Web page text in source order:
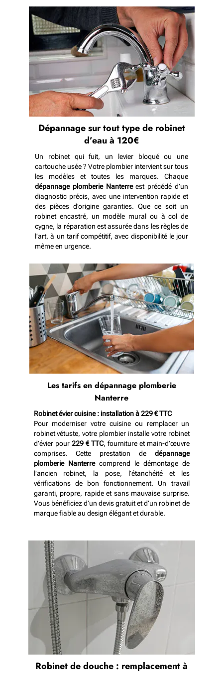
Dépannage sur tout type de robinet
d’eau à 120€
Un robinet qui fuit, un levier bloqué ou une
cartouche usée ? Votre plombier intervient sur tous
les modèles et toutes les marques. Chaque
dépannage plomberie Nanterreest précédé d’un
diagnostic précis, avec une intervention rapide et
des pièces d’origine garanties. Que ce soit un
robinet encastré, un modèle mural ou à col de
cygne, la réparation est assurée dans les règles de
l’art, à un tarif compétitif, avec disponibilité le jour
même en urgence.
Les tarifs en dépannage plomberie
Nanterre
Robinet évier cuisine : installation à 229 € TTC
Pour moderniser votre cuisine ou remplacer un
robinet vétuste, votre plombier installe votre robinet
d’évier pour 229 € TTC, fourniture et main-d’œuvre
comprises. Cette prestation de dépannage
plomberie Nanterrecomprend le démontage de
l’ancien robinet, la pose, l’étanchéité et les
vérifications de bon fonctionnement. Un travail
garanti, propre, rapide et sans mauvaise surprise.
Vous bénéficiez d’un devis gratuit et d’un robinet de
marque fiable au design élégant et durable.
Robinet de douche : remplacement à